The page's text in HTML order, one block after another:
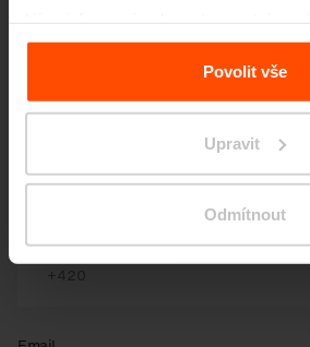
osobních údajů.
Povolit vše
Upravit
Odmítnout
Máte zájem o tuto pozici?
Jméno a příjmení